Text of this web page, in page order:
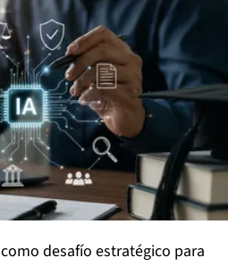
desafío estratégico para